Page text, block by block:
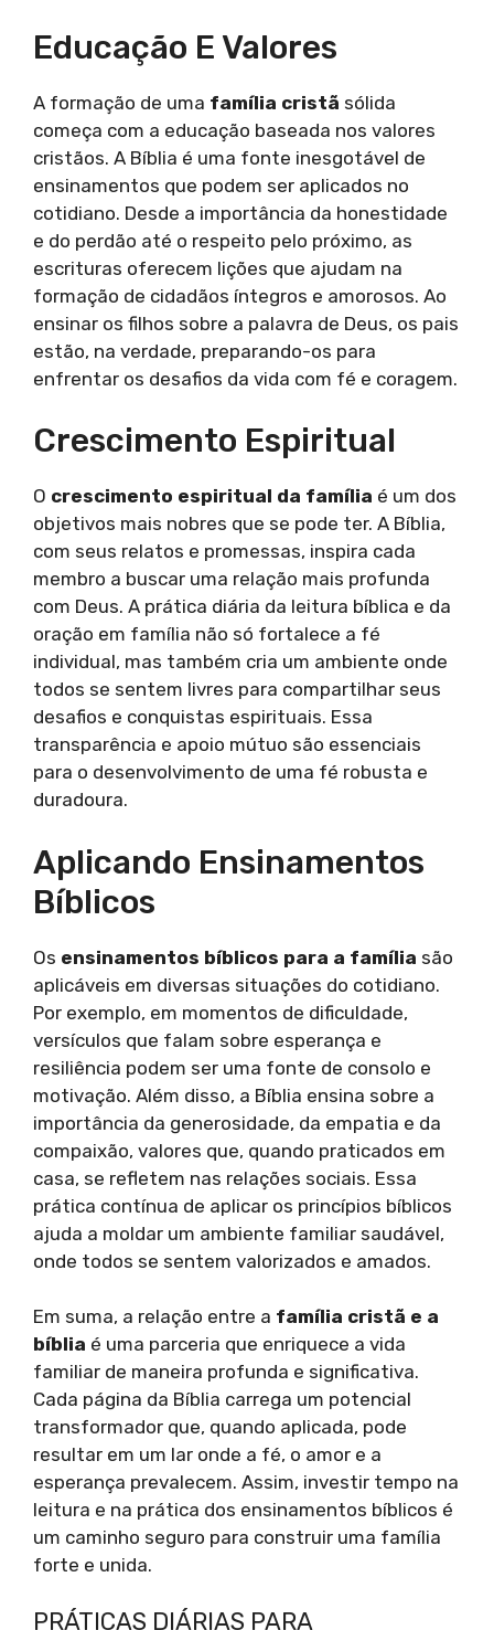
Educação E Valores
A formação de uma família cristã sólida
começa com a educação baseada nos valores
cristãos. A Bíblia é uma fonte inesgotável de
ensinamentos que podem ser aplicados no
cotidiano. Desde a importância da honestidade
e do perdão até o respeito pelo próximo, as
escrituras oferecem lições que ajudam na
formação de cidadãos íntegros e amorosos. Ao
ensinar os filhos sobre a palavra de Deus, os pais
estão, na verdade, preparando-os para
enfrentar os desafios da vida com fé e coragem.
Crescimento Espiritual
O crescimento espiritual da família é um dos
objetivos mais nobres que se pode ter. A Bíblia,
com seus relatos e promessas, inspira cada
membro a buscar uma relação mais profunda
com Deus. A prática diária da leitura bíblica e da
oração em família não só fortalece a fé
individual, mas também cria um ambiente onde
todos se sentem livres para compartilhar seus
desafios e conquistas espirituais. Essa
transparência e apoio mútuo são essenciais
para o desenvolvimento de uma fé robusta e
duradoura.
Aplicando Ensinamentos
Bíblicos
Os ensinamentos bíblicos para a família são
aplicáveis em diversas situações do cotidiano.
Por exemplo, em momentos de dificuldade,
versículos que falam sobre esperança e
resiliência podem ser uma fonte de consolo e
motivação. Além disso, a Bíblia ensina sobre a
importância da generosidade, da empatia e da
compaixão, valores que, quando praticados em
casa, se refletem nas relações sociais. Essa
prática contínua de aplicar os princípios bíblicos
ajuda a moldar um ambiente familiar saudável,
onde todos se sentem valorizados e amados.
Em suma, a relação entre a família cristã e a
bíblia é uma parceria que enriquece a vida
familiar de maneira profunda e significativa.
Cada página da Bíblia carrega um potencial
transformador que, quando aplicada, pode
resultar em um lar onde a fé, o amor e a
esperança prevalecem. Assim, investir tempo na
leitura e na prática dos ensinamentos bíblicos é
um caminho seguro para construir uma família
forte e unida.
PRÁTICAS DIÁRIAS PARA